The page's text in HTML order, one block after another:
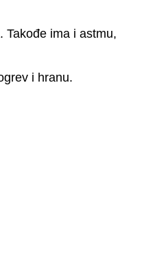
Takođe ima i astmu,
i hranu.